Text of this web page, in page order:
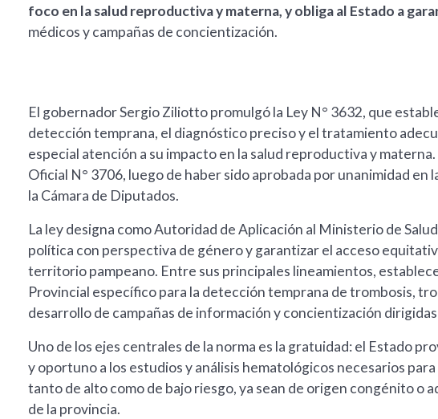
foco en la salud reproductiva y materna, y obliga al Estado a
médicos y campañas de concientización.
El gobernador Sergio Ziliotto promulgó la Ley N° 3632, que
detección temprana, el diagnóstico preciso y el tratamiento
especial atención a su impacto en la salud reproductiva y
Oficial N° 3706, luego de haber sido aprobada por unanimidad en
la Cámara de Diputados.
La ley designa como Autoridad de Aplicación al Ministerio de
política con perspectiva de género y garantizar el acceso
territorio pampeano. Entre sus principales lineamientos,
Provincial específico para la detección temprana de trombosis,
desarrollo de campañas de información y concientización
Uno de los ejes centrales de la norma es la gratuidad: el Estado
y oportuno a los estudios y análisis hematológicos necesarios
tanto de alto como de bajo riesgo, ya sean de origen congénito o
de la provincia.